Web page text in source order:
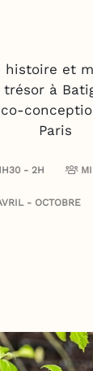
histoire et
trésor à
Paris
- 2H
- OCTOBRE